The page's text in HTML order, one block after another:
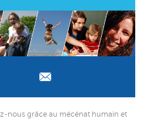
nous grâce au mécénat humain et